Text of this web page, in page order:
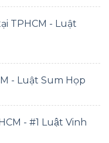
TPHCM - Luật
- Luật Sum Họp
- #1 Luật Vinh